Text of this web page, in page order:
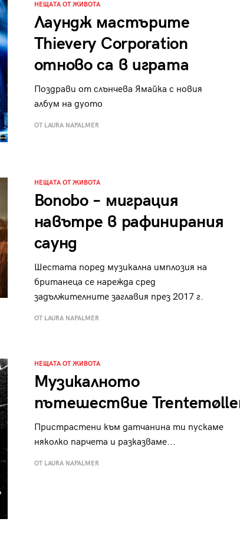
НЕЩАТА ОТ ЖИВОТА
Лаундж мастърите
Thievery Corporation
отново са в играта
Поздрави от слънчева Ямайка с новия
албум на дуото
ОТ LAURA NAPALMER
НЕЩАТА ОТ ЖИВОТА
Bonobо – миграция
навътре в рафинирания
саунд
Шестата поред музикална имплозия на
британеца се нарежда сред
задължителните заглавия през 2017 г.
ОТ LAURA NAPALMER
НЕЩАТА ОТ ЖИВОТА
Музикалното
пътешествие
Пристрастени към датчанина ти пускаме
няколко парчета и разказваме...
ОТ LAURA NAPALMER